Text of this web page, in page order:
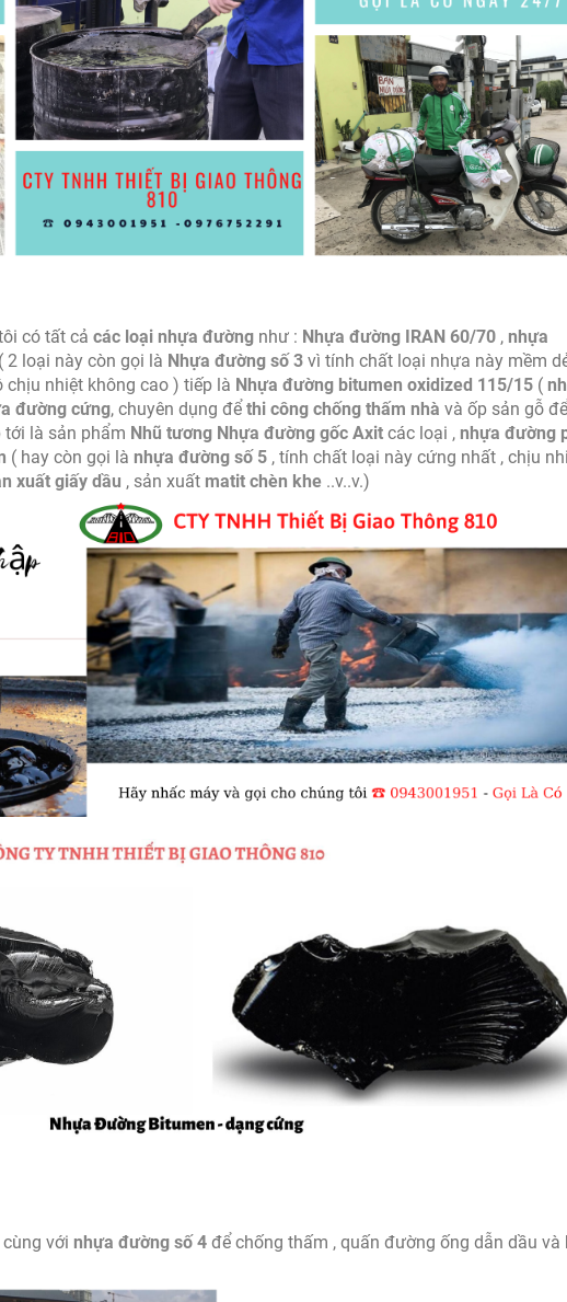
có tất cả các loại nhựa đường như : Nhựa đường IRAN 60/70 , nhựa
( 2 loại này còn gọi là Nhựa đường số 3 vì tính chất loại nhựa này mềm
chịu nhiệt không cao ) tiếp là Nhựa đường bitumen oxidized 115/15 (
đường cứng, chuyên dụng để thi công chống thấm nhà và ốp sản gỗ để
tới là sản phẩm Nhũ tương Nhựa đường gốc Axit các loại , nhựa đường
( hay còn gọi là nhựa đường số 5 , tính chất loại này cứng nhất , chịu
xuất giấy dầu , sản xuất matit chèn khe ..v..v.)
với nhựa đường số 4 để chống thấm , quấn đường ống dẫn dầu và